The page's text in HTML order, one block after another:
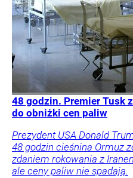
48 godzin. Premier Tusk
do obniżki cen paliw
Prezydent USA Donald
48 godzin cieśnina Ormuz
zdaniem rokowania z
ale ceny paliw nie spadają.